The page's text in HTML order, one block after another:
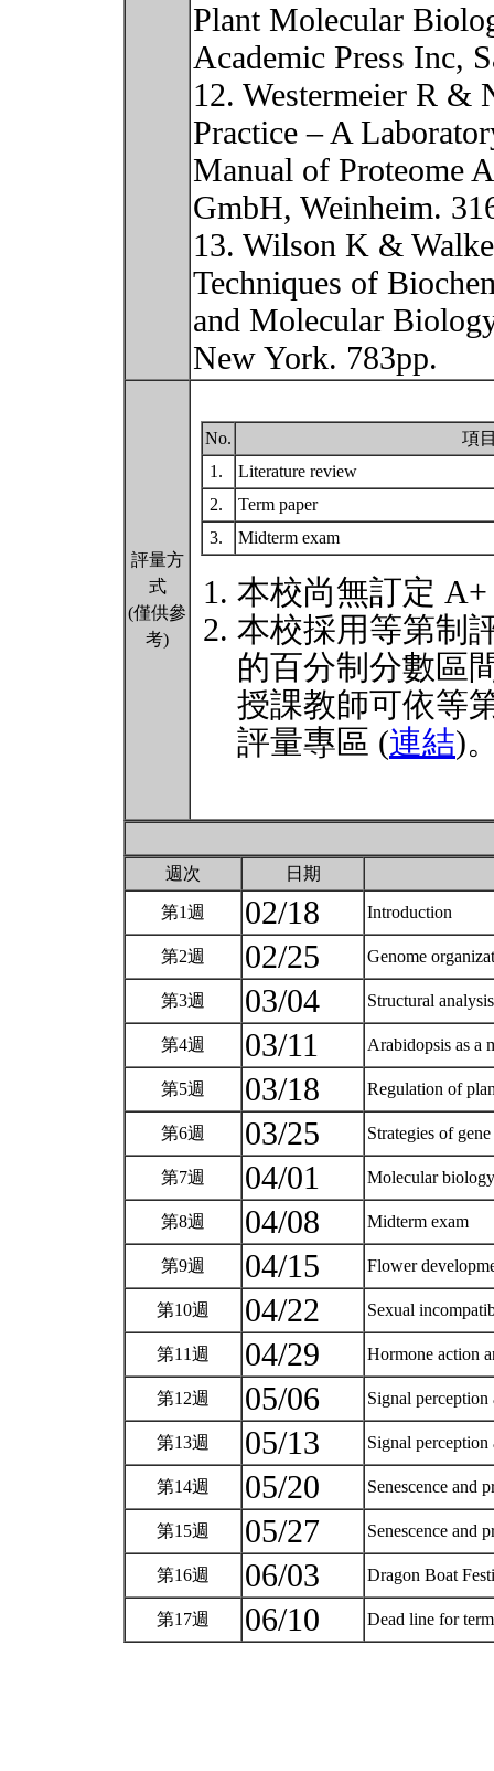
Plant Molecular
Academic Press Inc,
12. Westermeier R &
Practice – A
Manual of Proteome
GmbH, Weinheim.
13. Wilson K &
Techniques of
and Molecular
New York. 783pp.
評量方
式
(僅供參
考)
No.
項
1.
Literature review
2.
Term paper
3.
Midterm exam
本校尚無訂定
本校採用等第制
的百分制分數區
授課教師可依等
評量專區 (連結)
週次 日期
第1週 02/18 Introduction
第2週 02/25 Genome
第3週 03/04 Structural
第4週 03/11 Arabidopsis as a
第5週 03/18 Regulation of
第6週 03/25 Strategies of
第7週 04/01 Molecular
第8週 04/08 Midterm exam
第9週 04/15 Flower
第10週 04/22 Sexual
第11週 04/29 Hormone action
第12週 05/06 Signal
第13週 05/13 Signal
第14週 05/20 Senescence and
第15週 05/27 Senescence and
第16週 06/03 Dragon Boat
第17週 06/10 Dead line for